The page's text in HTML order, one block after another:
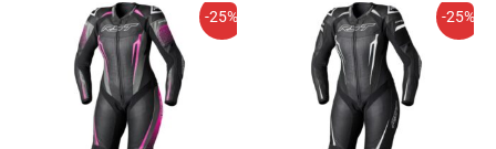
-25%
El
precio
original
era:
749,95€.
precio
actual
es:
562,46€.
-25%
El
precio
original
era:
749,95€.
precio
actual
es:
562,46€.